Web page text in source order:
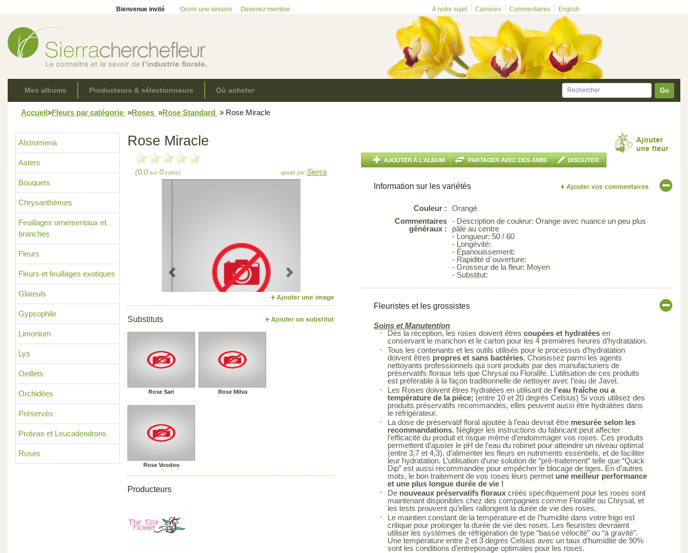
Bienvenue invité Ouvrir une session Devenez membre À notre sujet Carrières Commentaires English
Mes albums Producteurs & sélectionneurs Où acheter Go
Accueil»Fleurs par catégorie »Roses »Rose Standard » Rose Miracle
Alstromeria
Asters
Bouquets
Chrysanthèmes
Feuillages ornementaux et
branches
Fleurs
Fleurs et feuillages exotiques
Glaïeuls
Gypsophile
Limonium
Lys
Oeillets
Orchidées
Préservés
Proteas et Leucadendrons
Roses
Rose Miracle
(0,0sur 0votes) ajouté parSierra
Previous Next
Substituts
Rose Sari Rose Milva
Rose Voodoo
Producteurs
Information sur les variétés
Couleur :
Orangé
Commentaires
généraux :
- Description de couleur: Orange avec nuance un peu plus
pâle au centre
- Longueur: 50 / 60
- Longévité:
- Épanouissement:
- Rapidité d`ouverture:
- Grosseur de la fleur: Moyen
- Substitut:
Fleuristes et les grossistes
Soins et Manutention
Dès la réception, les roses doivent êtrescoupées et hydratées en
conservant le manchon et le carton pour les 4 premières heures d’hydratation.
Tous les contenants et les outils utilisés pour le processus d’hydratation
doivent êtres propres et sans bactéries. Choisissez parmi les agents
nettoyants professionnels qui sont produits par des manufacturiers de
préservatifs floraux tels que Chrysal ou Floralife. L’utilisation de ces produits
est préférable à la façon traditionnelle de nettoyer avec l’eau de Javel.
Les Roses doivent êtres hydratées en utilisant de l’eau fraîche ou a
température de la pièce; (entre 10 et 20 degrés Celsius) Si vous utilisez des
produits préservatifs recommandés, elles peuvent aussi être hydratées dans
le réfrigérateur.
La dose de préservatif floral ajoutée à l’eau devrait être mesurée selon les
recommandations. Négliger les instructions du fabricant peut affecter
l’efficacité du produit et risque même d’endommager vos roses. Ces produits
permettent d’ajuster le pH de l’eau du robinet pour atteindre un niveau optimal
(entre 3,7 et 4,3), d’alimenter les fleurs en nutriments essentiels, et de faciliter
leur hydratation. L’utilisation d’une solution de “pré-traitement” telle que “Quick
Dip” est aussi recommandée pour empêcher le blocage de tiges. En d’autres
mots, le bon traitement de vos roses leurs permet une meilleur performance
et une plus longue durée de vie !
De nouveaux préservatifs floraux créés spécifiquement pour les roses sont
maintenant disponibles chez des compagnies comme Floralife ou Chrysal, et
les tests prouvent qu’elles rallongent la durée de vie des roses.
Le maintien constant de la température et de l’humidité dans votre frigo est
critique pour prolonger la durée de vie des roses. Les fleuristes devraient
utiliser les systèmes de réfrigération de type “basse vélocité” ou “à gravité”.
Une température entre 2 et 3 degrés Celsius avec un taux d’humidité de 90%
sont les conditions d’entreposage optimales pour les roses.